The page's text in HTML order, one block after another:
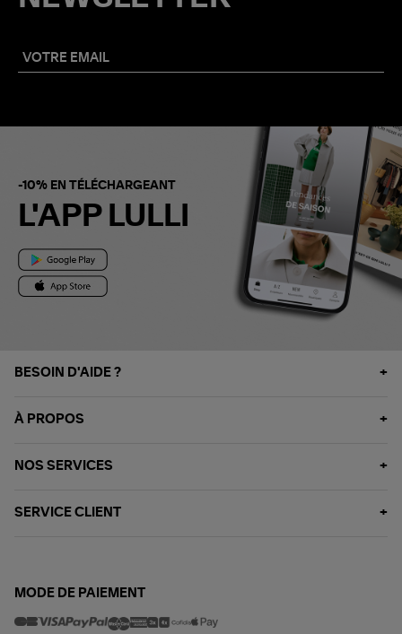
-10% EN TÉLÉCHARGEANT
L'APP LULLI
BESOIN D'AIDE ?
À PROPOS
NOS SERVICES
SERVICE CLIENT
MODE DE PAIEMENT